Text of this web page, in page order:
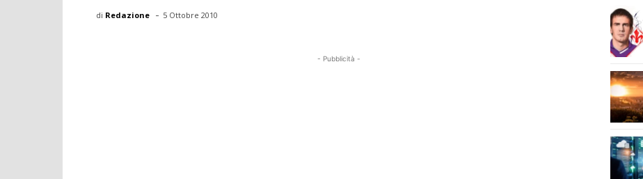
di Redazione - 5 Ottobre 2010
- Pubblicità -